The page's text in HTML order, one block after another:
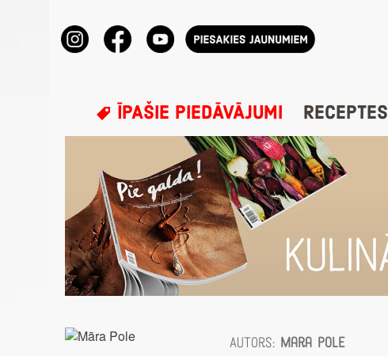
ĪPAŠIE PIEDĀVĀJUMI RECEPTES
Autors: Māra Pole